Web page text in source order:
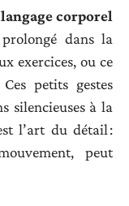
langage corporel
dans la
exercices, ou ce
petits gestes
silencieuses à la
l’art du détail :
peut